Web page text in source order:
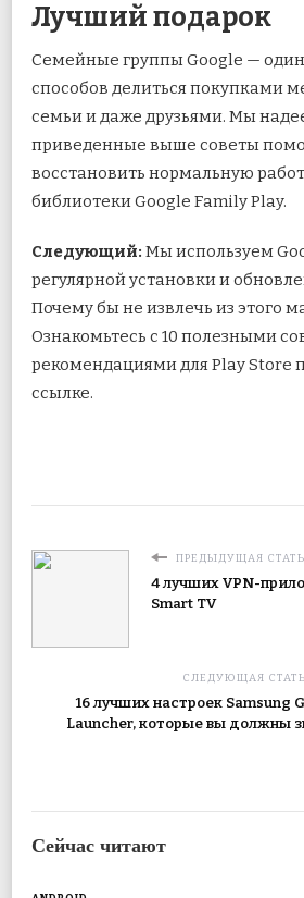
Лучший подарок
Семейные группы Google —
способов делиться покупками
семьи и даже друзьями. Мы
приведенные выше советы
восстановить нормальную
библиотеки Google Family Play.
Следующий: Мы используем
регулярной установки и
Почему бы не извлечь из этого
Ознакомьтесь с 10 полезными
рекомендациями для Play Store
ссылке.
ПРЕДЫДУЩАЯ
4 лучших VPN-
Smart TV
СЛЕДУЮЩАЯ
16 лучших настроек Samsung
Launcher, которые вы должны
Сейчас читают